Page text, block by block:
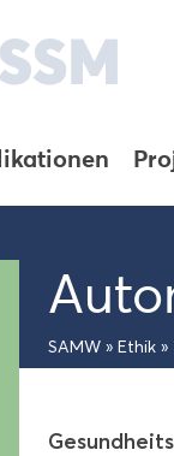
SAMW » Ethik »